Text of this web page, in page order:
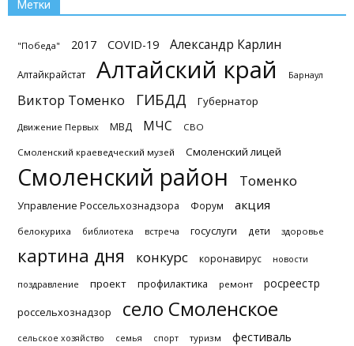
Метки
"Победа" 2017 COVID-19 Александр Карлин
Алтайкрайстат Алтайский край Барнаул
Виктор Томенко ГИБДД Губернатор
Движение Первых МВД МЧС СВО
Смоленский краеведческий музей Смоленский лицей
Смоленский район Томенко
Управление Россельхознадзора Форум акция
белокуриха библиотека встреча госуслуги дети здоровье
картина дня конкурс коронавирус новости
поздравление проект профилактика ремонт росреестр
россельхознадзор село Смоленское
сельское хозяйство семья спорт туризм фестиваль